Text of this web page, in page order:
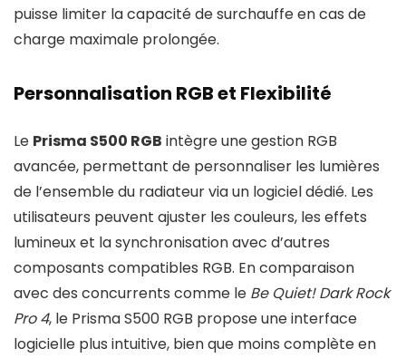
puisse limiter la capacité de surchauffe en cas de
charge maximale prolongée.
Personnalisation RGB et Flexibilité
Le Prisma S500 RGB intègre une gestion RGB
avancée, permettant de personnaliser les lumières
de l’ensemble du radiateur via un logiciel dédié. Les
utilisateurs peuvent ajuster les couleurs, les effets
lumineux et la synchronisation avec d’autres
composants compatibles RGB. En comparaison
avec des concurrents comme le Be Quiet! Dark Rock
Pro 4, le Prisma S500 RGB propose une interface
logicielle plus intuitive, bien que moins complète en